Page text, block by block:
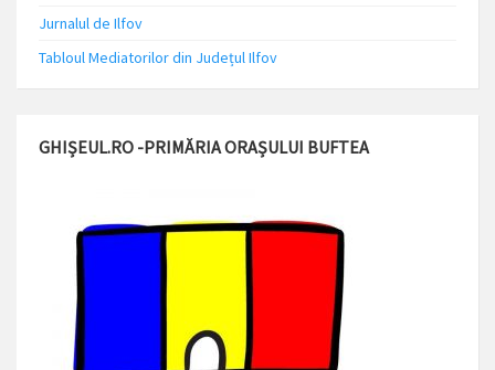
Jurnalul de Ilfov
Tabloul Mediatorilor din Județul Ilfov
GHIȘEUL.RO -PRIMĂRIA ORAȘULUI BUFTEA